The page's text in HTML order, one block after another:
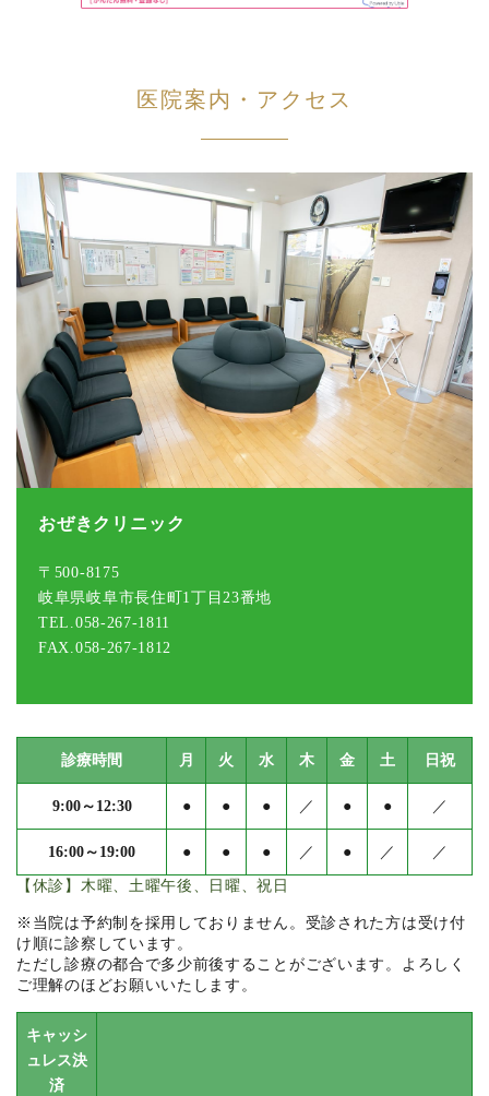
医院案内・アクセス
おぜきクリニック
〒500-8175
岐阜県岐阜市長住町1丁目23番地
TEL.058-267-1811
FAX.058-267-1812
診療時間 月 火 水 木 金 土 日祝
9:00～12:30 ● ● ● ／ ● ● ／
16:00～19:00 ● ● ● ／ ● ／ ／
【休診】木曜、土曜午後、日曜、祝日
※当院は予約制を採用しておりません。受診された方は受け付
け順に診察しています。
ただし診療の都合で多少前後することがございます。よろしく
ご理解のほどお願いいたします。
キャッシ
ュレス決
済